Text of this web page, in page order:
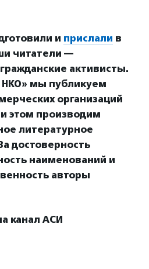
и прислали в
читатели —
активисты.
НКО» мы публикуем
организаций
этом производим
литературное
достоверность
наименований и
авторы
канал АСИ